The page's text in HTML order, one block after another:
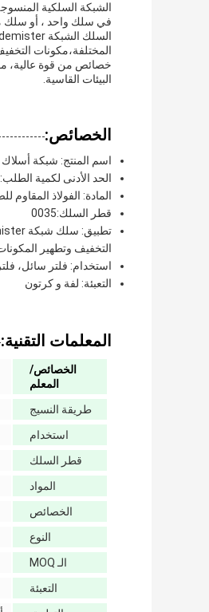
الشبكة السلكية
في سلك واحد ، أو سلك
المختلفة،مكونات
خصائص من قوة عالية،
البيئات القاسية.
الخصائص:
اسم المنتج: شبكة
الحد الأدنى لكمية الطلب: 50 رطل
المادة: الفولاذ المقاوم
قطر السلك:0035
التخفيف وتطهير
استخدام: فلتر سائل،
التعبئة: لفة و كرتون
المعلمات التقنية:
الخصائص/
المعلم
طريقة النسيج
استخدام
قطر السلك
المواد
الخصائص
النوع
الـ MOQ
التعبئة